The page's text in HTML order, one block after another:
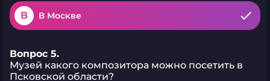
B В Москве
Вопрос 5.
Музей какого композитора можно посетить в
Псковской области?